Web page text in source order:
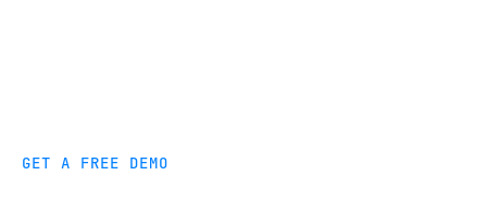
GET A FREE DEMO